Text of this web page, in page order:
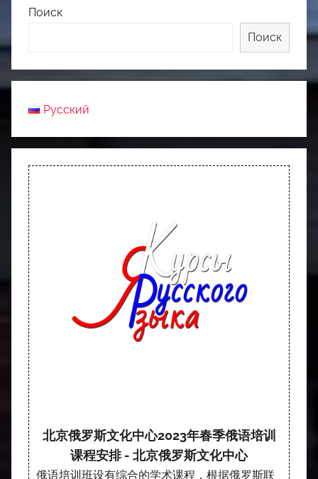
Поиск
Поиск
Русский
北京俄罗斯文化中心2023年春季俄语培训
课程安排 - 北京俄罗斯文化中心
俄语培训班设有综合的学术课程，根据俄罗斯联